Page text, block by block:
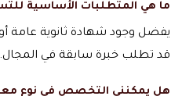
ما هي المتطلبات الأساسية
يفضل وجود شهادة ثانوية عامة
قد تطلب خبرة سابقة في المجال.
هل يمكنني التخصص في نوع